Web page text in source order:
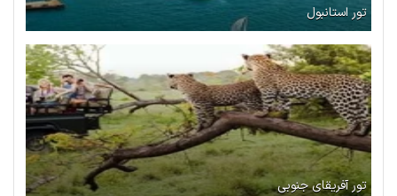
تور استانبول
تور آفریقای جنوبی